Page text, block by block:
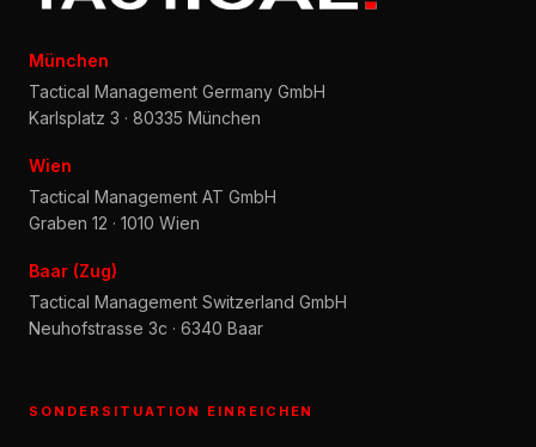
München
Tactical Management Germany GmbH
Karlsplatz 3 · 80335 München
Wien
Tactical Management AT GmbH
Graben 12 · 1010 Wien
Baar (Zug)
Tactical Management Switzerland GmbH
Neuhofstrasse 3c · 6340 Baar
SONDERSITUATION EINREICHEN